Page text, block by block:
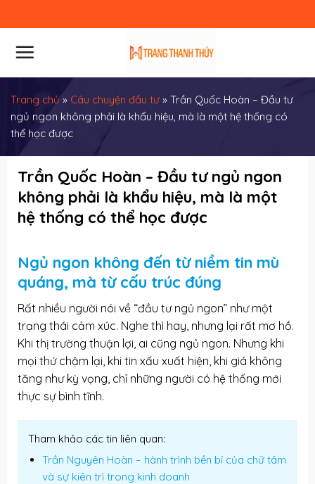
to
content
Trang chủ » Câu chuyện đầu tư » Trần Quốc Hoàn – Đầu tư
ngủ ngon không phải là khẩu hiệu, mà là một hệ thống có
thể học được
Trần Quốc Hoàn – Đầu tư ngủ ngon
không phải là khẩu hiệu, mà là một
hệ thống có thể học được
Ngủ ngon không đến từ niềm tin mù
quáng, mà từ cấu trúc đúng
Rất nhiều người nói về “đầu tư ngủ ngon” như một
trạng thái cảm xúc. Nghe thì hay, nhưng lại rất mơ hồ.
Khi thị trường thuận lợi, ai cũng ngủ ngon. Nhưng khi
mọi thứ chậm lại, khi tin xấu xuất hiện, khi giá không
tăng như kỳ vọng, chỉ những người có hệ thống mới
thực sự bình tĩnh.
Tham khảo các tin liên quan:
Trần Nguyên Hoàn – hành trình bền bỉ của chữ tâm
và sự kiên trì trong kinh doanh